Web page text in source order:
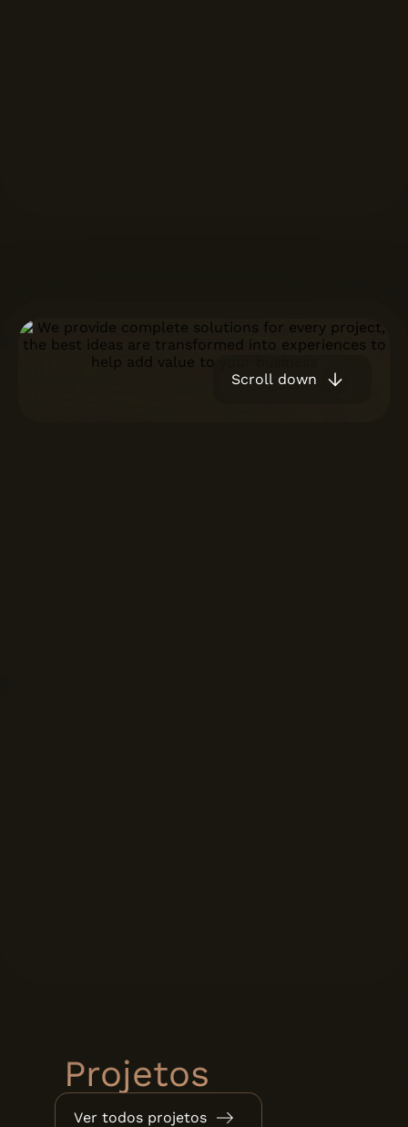
Scroll down
Projetos
Ver todos projetos